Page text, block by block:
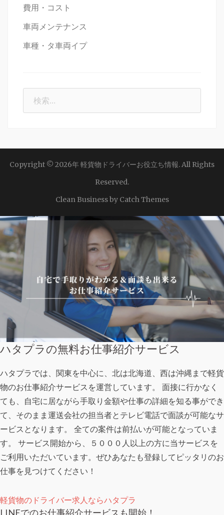
費用・コスト
車両メンテナンス
車種・タ車両イプ
Copyright © 2026年軽貨物ドライバーお役立ち情報. All Rights
Reserved.
Clean Business by Catch Themes
ハタプラの無料お仕事紹介サービス
ハタプラでは、関東を中心に、北は北海道、西は沖縄まで軽貨
物のお仕事紹介サービスを運営しています。 面接に行かなく
ても、自宅に居ながら手取り金額や仕事の詳細を知る事ができ
て、そのまま運送会社の担当者とテレビ電話で面談が可能なサ
ービスとなります。 全ての案件は前払いが可能となっていま
す。 サービス開始から、５０００人以上の方に当サービスを
ご利用いただいています。ぜひあなたも登録してピッタリのお
仕事を見つけてください！
軽貨物のドライバー求人ならハタプラ
LINEでのお仕事紹介サービスも開始！